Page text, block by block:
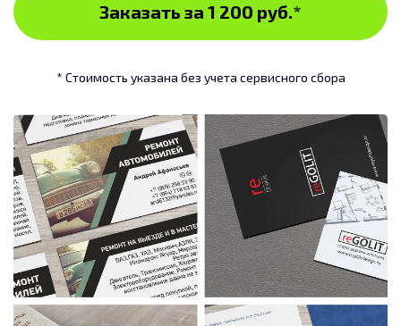
Заказать за 1 200 руб.*
* Стоимость указана без учета сервисного сбора